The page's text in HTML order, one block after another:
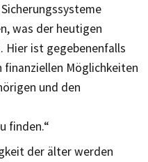
was der heutigen
Hier ist gegebenenfalls
finanziellen Möglichkeiten
und den
finden.“
der älter werden